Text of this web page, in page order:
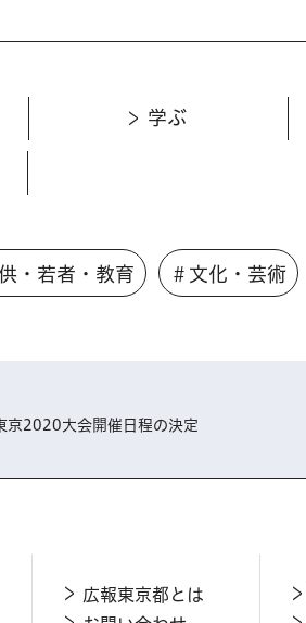
学ぶ
・若者・教育 ＃文化・芸術
京2020大会開催日程の決定
広報東京都とは